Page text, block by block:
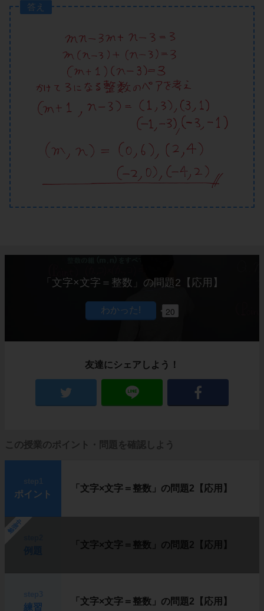
答え
「文字×文字＝整数」の問題2【応用】
20
友達にシェアしよう！
この授業のポイント・問題を確認しよう
ポイント
「文字×文字＝整数」の問題2【応用】
勉強中
「文字×文字＝整数」の問題2【応用】
練習
「文字×文字＝整数」の問題2【応用】